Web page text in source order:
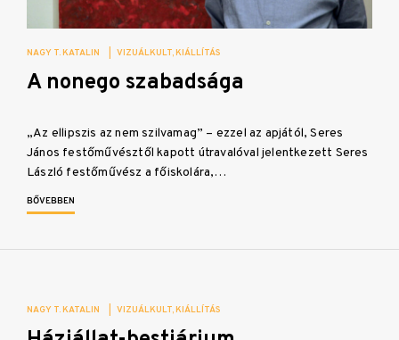
NAGY T. KATALIN VIZUÁLKULT KIÁLLÍTÁS
A nonego szabadsága
„Az ellipszis az nem szilvamag” – ezzel az apjától, Seres
János festőművésztől kapott útravalóval jelentkezett Seres
László festőművész a főiskolára,…
BŐVEBBEN
NAGY T. KATALIN VIZUÁLKULT KIÁLLÍTÁS